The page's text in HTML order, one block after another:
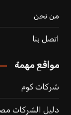
من نحن
اتصل بنا
مواقع مهمة
شركات كوم
دليل الشركات